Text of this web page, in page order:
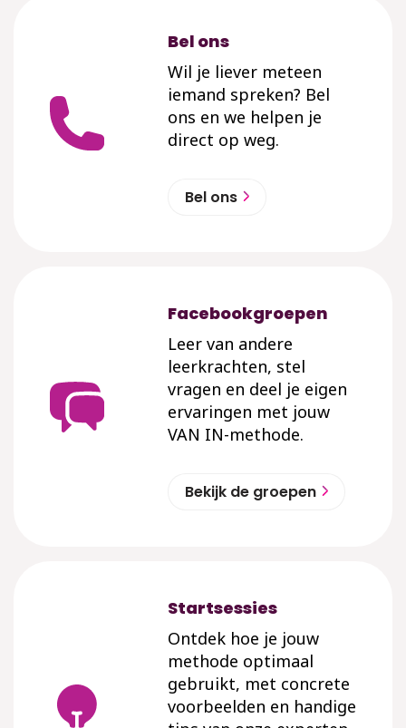
Bel ons
Wil je liever meteen
iemand spreken? Bel
ons en we helpen je
direct op weg.
Bel ons
Facebookgroepen
Leer van andere
leerkrachten, stel
vragen en deel je eigen
ervaringen met jouw
VAN IN-methode.
Bekijk de groepen
Startsessies
Ontdek hoe je jouw
methode optimaal
gebruikt, met concrete
voorbeelden en handige